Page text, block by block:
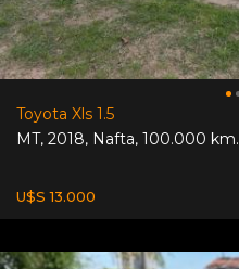
Toyota Xls 1.5
MT, 2018, Nafta, 100.000 km.
U$S 13.000